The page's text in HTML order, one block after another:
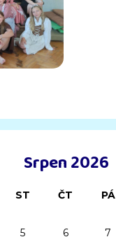
Srpen 2026
ST ČT PÁ
5 6 7